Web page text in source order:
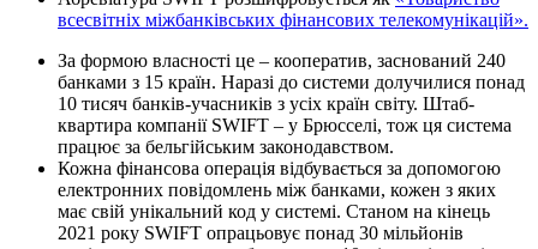
всесвітніх міжбанківських фінансових телекомунікацій».
За формою власності це – кооператив, заснований 240
банками з 15 країн. Наразі до системи долучилися понад
10 тисяч банків-учасників з усіх країн світу. Штаб-
квартира компанії SWIFT – у Брюсселі, тож ця система
працює за бельгійським законодавством.
Кожна фінансова операція відбувається за допомогою
електронних повідомлень між банками, кожен з яких
має свій унікальний код у системі. Станом на кінець
2021 року SWIFT опрацьовує понад 30 мільйонів